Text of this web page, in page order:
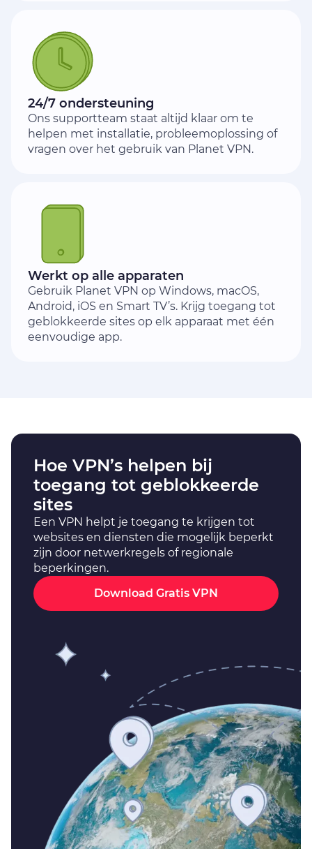
24/7 ondersteuning
Ons supportteam staat altijd klaar om te
helpen met installatie, probleemoplossing of
vragen over het gebruik van Planet VPN.
Werkt op alle apparaten
Gebruik Planet VPN op Windows, macOS,
Android, iOS en Smart TV’s. Krijg toegang tot
geblokkeerde sites op elk apparaat met één
eenvoudige app.
Hoe VPN’s helpen bij
toegang tot geblokkeerde
sites
Een VPN helpt je toegang te krijgen tot
websites en diensten die mogelijk beperkt
zijn door netwerkregels of regionale
beperkingen.
Download Gratis VPN